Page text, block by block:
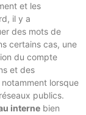
et les
il y a
des mots de
certains cas, une
du compte
et des
lorsque
publics.
interne bien